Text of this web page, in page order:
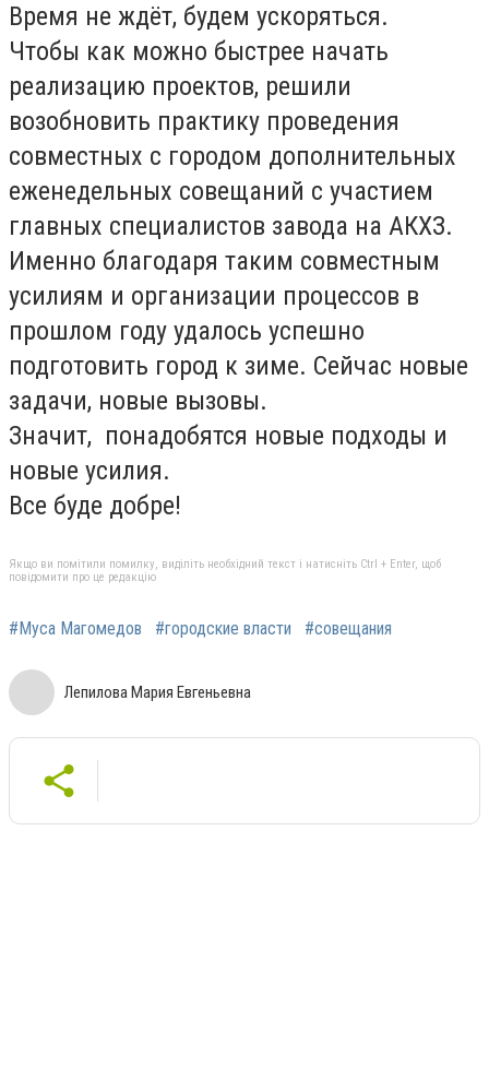
Время не ждёт, будем ускоряться.
Чтобы как можно быстрее начать
реализацию проектов, решили
возобновить практику проведения
совместных с городом дополнительных
еженедельных совещаний с участием
главных специалистов завода на АКХЗ.
Именно благодаря таким совместным
усилиям и организации процессов в
прошлом году удалось успешно
подготовить город к зиме. Сейчас новые
задачи, новые вызовы.
Значит, понадобятся новые подходы и
новые усилия.
Все буде добре!
Якщо ви помітили помилку, виділіть необхідний текст і натисніть Ctrl + Enter, щоб
повідомити про це редакцію
#Муса Магомедов #городские власти #совещания
Лепилова Мария Евгеньевна